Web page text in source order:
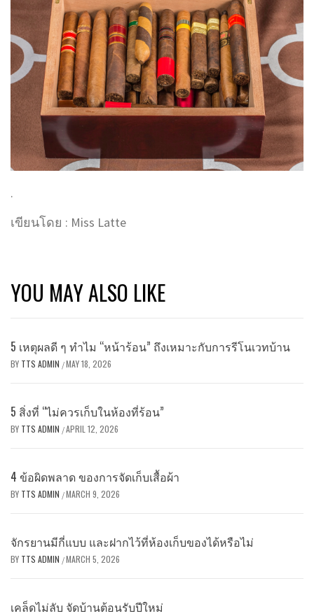
.
เขียนโดย : Miss Latte
YOU MAY ALSO LIKE
5 เหตุผลดี ๆ ทำไม “หน้าร้อน” ถึงเหมาะกับการรีโนเวทบ้าน
BY TTS ADMIN /MAY 18, 2026
5 สิ่งที่ “ไม่ควรเก็บในห้องที่ร้อน”
BY TTS ADMIN /APRIL 12, 2026
4 ข้อผิดพลาด ของการจัดเก็บเสื้อผ้า
BY TTS ADMIN /MARCH 9, 2026
จักรยานมีกี่แบบ และฝากไว้ที่ห้องเก็บของได้หรือไม่
BY TTS ADMIN /MARCH 5, 2026
เคล็ดไม่ลับ จัดบ้านต้อนรับปีใหม่